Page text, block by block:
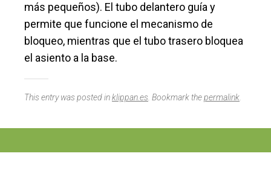
más pequeños). El tubo delantero guía y
permite que funcione el mecanismo de
bloqueo, mientras que el tubo trasero bloquea
el asiento a la base.
This entry was posted inklippan.es . Bookmark thepermalink